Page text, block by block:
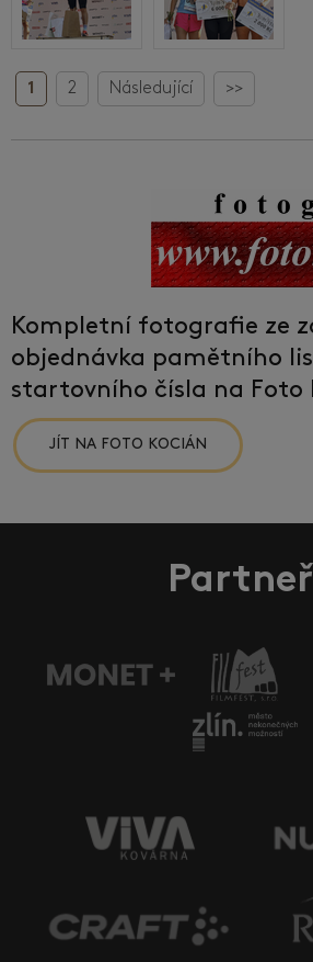
1 2 Následující >>
Kompletní fotografie ze
objednávka pamětního
startovního čísla na Foto
JÍT NA FOTO KOCIÁN